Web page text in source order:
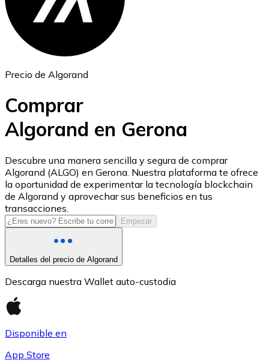
ETH
USD Coin
USDC
Litecoin
LTC
Precio de Algorand
Comprar
Algorand en Gerona
Descubre una manera sencilla y segura de comprar
Algorand (ALGO) en Gerona. Nuestra plataforma te ofrece
la oportunidad de experimentar la tecnología blockchain
de Algorand y aprovechar sus beneficios en tus
transacciones.
Empezar
Detalles del precio de Algorand
Descarga nuestra Wallet auto-custodia
Disponible en
App Store